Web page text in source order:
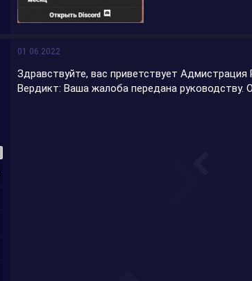
01.06.2022
Здравствуйте, вас приветствует Адмистрация
Вердикт: Ваша жалоба передана руководству.